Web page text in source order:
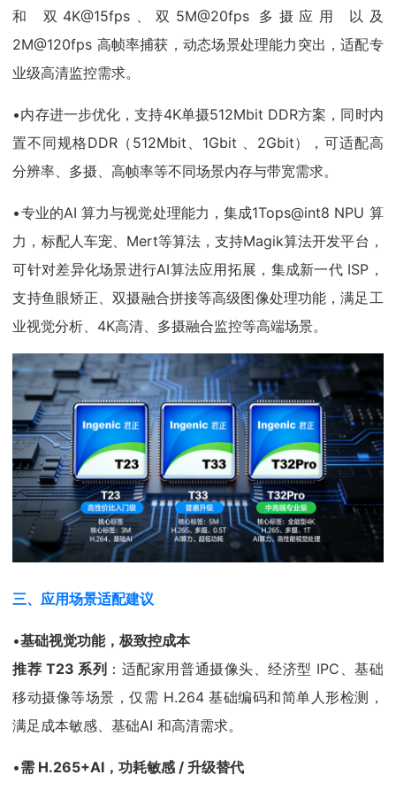
和 双4K@15fps、双5M@20fps 多摄应用 以及
2M@120fps 高帧率捕获，动态场景处理能力突出，适配专
业级高清监控需求。
•内存进一步优化，支持4K单摄512Mbit DDR方案，同时内
置不同规格DDR（512Mbit、1Gbit 、2Gbit），可适配高
分辨率、多摄、高帧率等不同场景内存与带宽需求。
•专业的AI 算力与视觉处理能力，集成1Tops@int8 NPU 算
力，标配人车宠、Mert等算法，支持Magik算法开发平台，
可针对差异化场景进行AI算法应用拓展，集成新一代 ISP，
支持鱼眼矫正、双摄融合拼接等高级图像处理功能，满足工
业视觉分析、4K高清、多摄融合监控等高端场景。
三、应用场景适配建议
•基础视觉功能，极致控成本
推荐 T23 系列 ：适配家用普通摄像头、经济型 IPC、基础
移动摄像等场景，仅需 H.264 基础编码和简单人形检测，
满足成本敏感、基础AI 和高清需求。
•需 H.265+AI，功耗敏感 / 升级替代